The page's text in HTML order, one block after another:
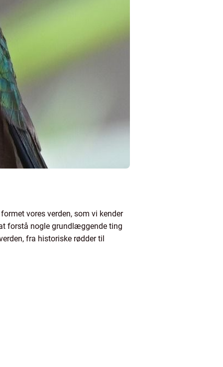
vores verden, som vi kender
forstå nogle grundlæggende ting
fra historiske rødder til